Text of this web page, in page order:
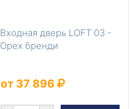
Входная дверь LOFT 03 -
Орех бренди
от 37 896